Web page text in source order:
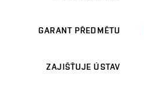
GARANT PŘEDMĚTU
ZAJIŠŤUJE ÚSTAV